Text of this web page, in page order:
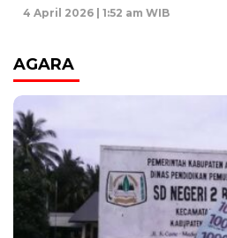
4 April 2026 | 1:52 am WIB
AGARA